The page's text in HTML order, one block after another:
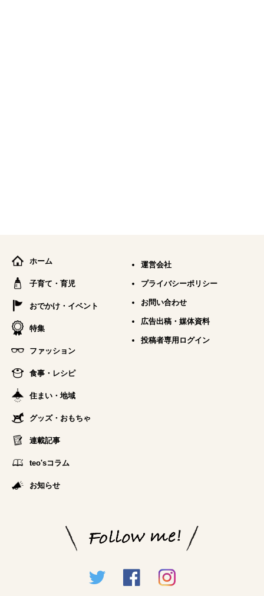
ホーム
子育て・育児
おでかけ・イベント
特集
ファッション
食事・レシピ
住まい・地域
グッズ・おもちゃ
連載記事
teo'sコラム
お知らせ
運営会社
プライバシーポリシー
お問い合わせ
広告出稿・媒体資料
投稿者専用ログイン